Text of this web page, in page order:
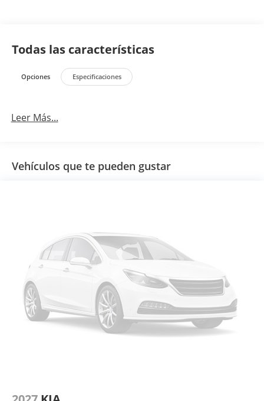
Todas las características
Opciones Especificaciones
Leer Más...
Vehículos que te pueden gustar